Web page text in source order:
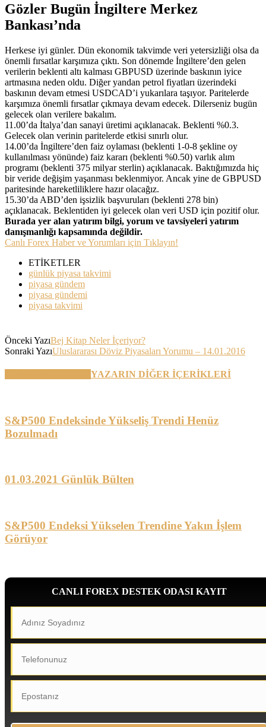
Gözler Bugün İngiltere Merkez
Bankası’nda
Herkese iyi günler. Dün ekonomik takvimde veri yetersizliği olsa da
önemli fırsatlar karşımıza çıktı. Son dönemde İngiltere’den gelen
verilerin beklenti altı kalması GBPUSD üzerinde baskının iyice
artmasına neden oldu. Diğer yandan petrol fiyatları üzerindeki
baskının devam etmesi USDCAD’i yukarılara taşıyor. Paritelerde
karşımıza önemli fırsatlar çıkmaya devam edecek. Dilerseniz bugün
gelecek olan verilere bakalım.
11.00’da İtalya’dan sanayi üretimi açıklanacak. Beklenti %0.3.
Gelecek olan verinin paritelerde etkisi sınırlı olur.
14.00’da İngiltere’den faiz oylaması (beklenti 1-0-8 şekline oy
kullanılması yönünde) faiz kararı (beklenti %0.50) varlık alım
programı (beklenti 375 milyar sterlin) açıklanacak. Baktığımızda hiç
bir veride değişim yaşanması beklenmiyor. Ancak yine de GBPUSD
paritesinde hareketliliklere hazır olacağız.
15.30’da ABD’den işsizlik başvuruları (beklenti 278 bin)
açıklanacak. Beklentiden iyi gelecek olan veri USD için pozitif olur.
Burada yer alan yatırım bilgi, yorum ve tavsiyeleri yatırım
danışmanlığı kapsamında değildir.
Canlı Forex Haber ve Yorumları için Tıklayın!
ETİKETLER
günlük piyasa takvimi
piyasa gündem
piyasa gündemi
piyasa takvimi
Önceki YazıBej Kitap Neler İçeriyor?
Sonraki YazıUluslararası Döviz Piyasaları Yorumu – 14.01.2016
YAZARIN DİĞER İÇERİKLERİ
S&P500 Endeksinde Yükseliş Trendi Henüz
Bozulmadı
01.03.2021 Günlük Bülten
S&P500 Endeksi Yükselen Trendine Yakın İşlem
Görüyor
CANLI FOREX DESTEK ODASI KAYIT